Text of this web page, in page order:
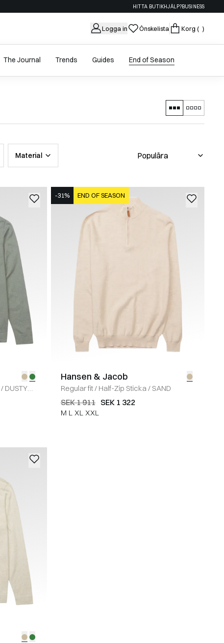
HITTA BUTIKHJÄLP?BUSINESS
Logga in Önskelista Korg ( )
The Journal Trends Guides End of Season
Material
/ DUSTY
-31% END OF SEASON
Hansen & Jacob
Regular fit/ Half-Zip Sticka / SAND
SEK 1 911 SEK 1 322
M L XL XXL